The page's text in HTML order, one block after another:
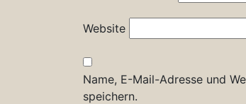
Website
Name, E-Mail-Adresse und
speichern.